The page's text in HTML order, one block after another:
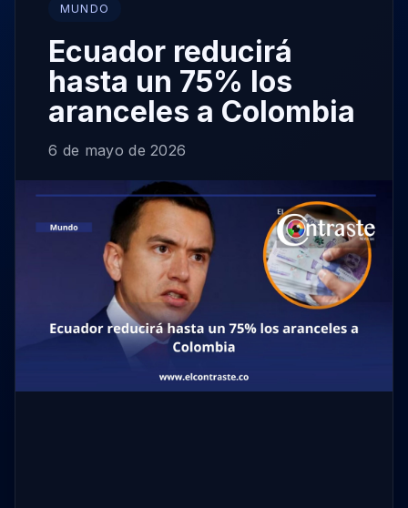
MUNDO
Ecuador reducirá
hasta un 75% los
aranceles a Colombia
6 de mayo de 2026